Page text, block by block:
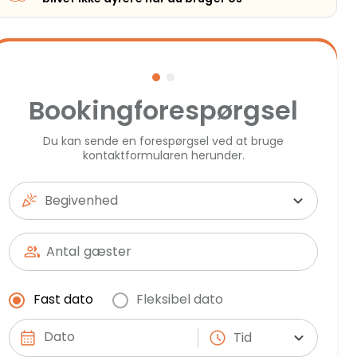
Bookingforespørgsel
Du kan sende en forespørgsel ved at bruge
kontaktformularen herunder.
Begivenhed
Antal gæster
Fast dato Fleksibel dato
Tid